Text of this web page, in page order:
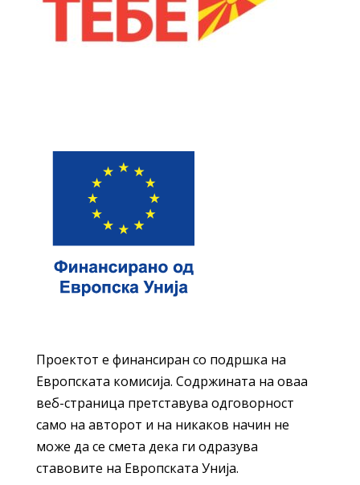
Проектот е финансиран со подршка на
Европската комисија. Содржината на оваа
веб-страница претставува одговорност
само на авторот и на никаков начин не
може да се смета дека ги одразува
ставовите на Европската Унија.